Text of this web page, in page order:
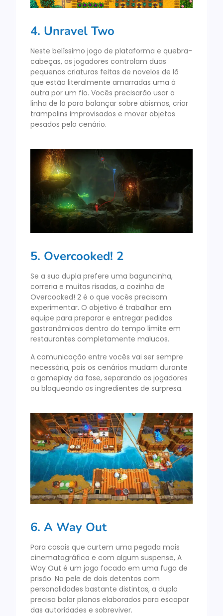
4. Unravel Two
Neste belíssimo jogo de plataforma e quebra-
cabeças, os jogadores controlam duas
pequenas criaturas feitas de novelos de lã
que estão literalmente amarradas uma à
outra por um fio. Vocês precisarão usar a
linha de lã para balançar sobre abismos, criar
trampolins improvisados e mover objetos
pesados pelo cenário.
5. Overcooked! 2
Se a sua dupla prefere uma baguncinha,
correria e muitas risadas, a cozinha de
Overcooked! 2 é o que vocês precisam
experimentar. O objetivo é trabalhar em
equipe para preparar e entregar pedidos
gastronômicos dentro do tempo limite em
restaurantes completamente malucos.
A comunicação entre vocês vai ser sempre
necessária, pois os cenários mudam durante
a gameplay da fase, separando os jogadores
ou bloqueando os ingredientes de surpresa.
6. A Way Out
Para casais que curtem uma pegada mais
cinematográfica e com algum suspense, A
Way Out é um jogo focado em uma fuga de
prisão. Na pele de dois detentos com
personalidades bastante distintas, a dupla
precisa bolar planos elaborados para escapar
das autoridades e sobreviver.